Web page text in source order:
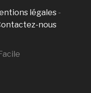
légales -
nous